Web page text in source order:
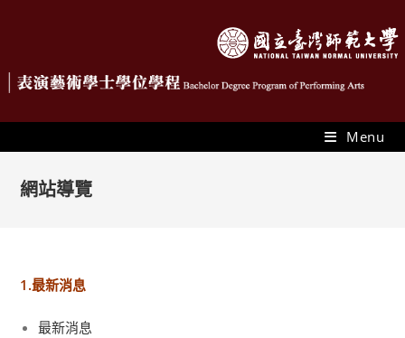
Menu
網站導覽
1.最新消息
最新消息